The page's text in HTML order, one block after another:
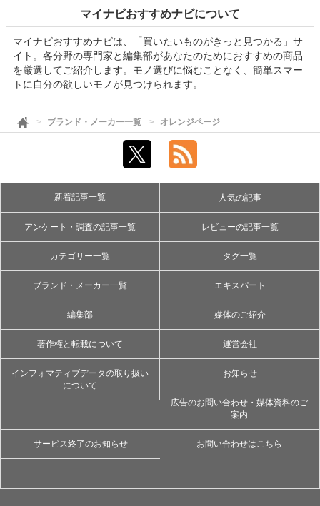
マイナビおすすめナビについて
マイナビおすすめナビは、「買いたいものがきっと見つかる」サ
イト。各分野の専門家と編集部があなたのためにおすすめの商品
を厳選してご紹介します。モノ選びに悩むことなく、簡単スマー
トに自分の欲しいモノが見つけられます。
ブランド・メーカー一覧 オレンジページ
新着記事一覧 人気の記事
アンケート・調査の記事一覧 レビューの記事一覧
カテゴリー一覧 タグ一覧
ブランド・メーカー一覧 エキスパート
編集部 媒体のご紹介
著作権と転載について 運営会社
インフォマティブデータの取り扱い
について
お知らせ
広告のお問い合わせ・媒体資料のご
案内
サービス終了のお知らせ お問い合わせはこちら